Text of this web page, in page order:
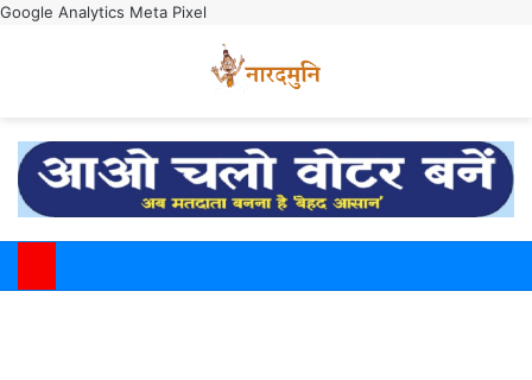
Google Analytics Meta Pixel